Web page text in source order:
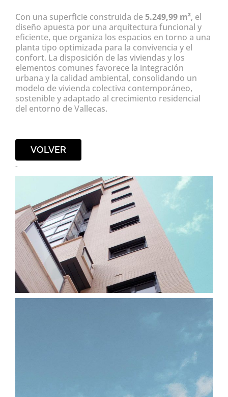
Con una superficie construida de 5.249,99 m², el
diseño apuesta por una arquitectura funcional y
eficiente, que organiza los espacios en torno a una
planta tipo optimizada para la convivencia y el
confort. La disposición de las viviendas y los
elementos comunes favorece la integración
urbana y la calidad ambiental, consolidando un
modelo de vivienda colectiva contemporáneo,
sostenible y adaptado al crecimiento residencial
del entorno de Vallecas.
VOLVER
-